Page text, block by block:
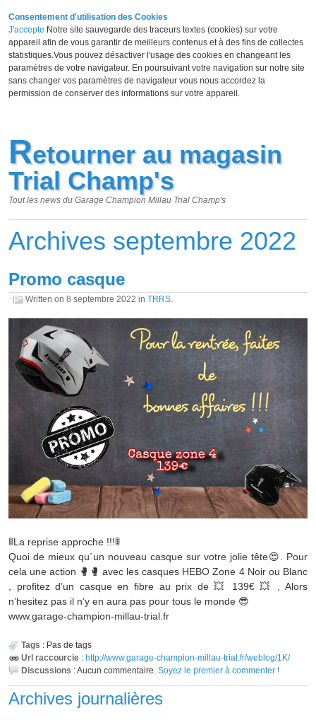
Consentement d'utilisation des Cookies
J'accepte Notre site sauvegarde des traceurs textes (cookies) sur votre
appareil afin de vous garantir de meilleurs contenus et à des fins de collectes
statistiques.Vous pouvez désactiver l'usage des cookies en changeant les
paramètres de votre navigateur. En poursuivant votre navigation sur notre site
sans changer vos paramètres de navigateur vous nous accordez la
permission de conserver des informations sur votre appareil.
Retourner au magasin
Trial Champ's
Tout les news du Garage Champion Millau Trial Champ's
Archives septembre 2022
Promo casque
Written on 8 septembre 2022 in TRRS.
🚦La reprise approche !!!🚦
Quoi de mieux qu´un nouveau casque sur votre jolie tête😍. Pour
cela une action 🥊🥊 avec les casques HEBO Zone 4 Noir ou Blanc
, profitez d’un casque en fibre au prix de 💥 139€ 💥 , Alors
n’hesitez pas il n’y en aura pas pour tous le monde 😎
www.garage-champion-millau-trial.fr
Tags : Pas de tags
Url raccourcie : http://www.garage-champion-millau-trial.fr/weblog/1K/
Discussions :Aucun commentaire. Soyez le premier à commenter !
Archives journalières